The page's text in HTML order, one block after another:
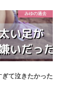
みゆの過去
ぎて泣きたかった